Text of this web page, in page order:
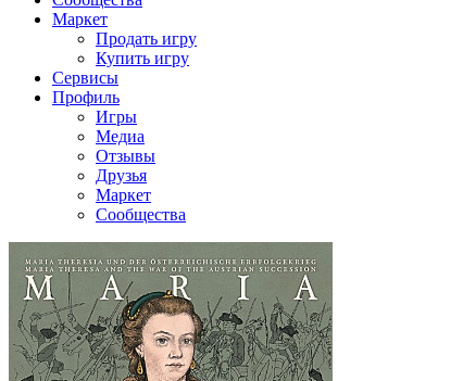
Маркет
Продать игру
Купить игру
Сервисы
Профиль
Игры
Медиа
Отзывы
Друзья
Маркет
Сообщества